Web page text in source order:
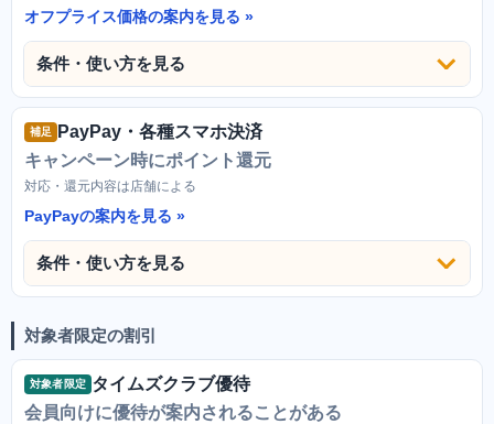
オフプライス価格の案内を見る
条件・使い方を見る
補足
PayPay・各種スマホ決済
キャンペーン時にポイント還元
対応・還元内容は店舗による
PayPayの案内を見る
条件・使い方を見る
対象者限定の割引
対象者限定 タイムズクラブ優待
会員向けに優待が案内されることがある